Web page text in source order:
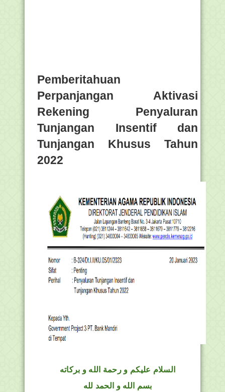
Pemberitahuan
Perpanjangan Aktivasi
Rekening Penyaluran
Tunjangan Insentif dan
Tunjangan Khusus Tahun
2022
السلام عليكم و رحمة الله و بركاته
بسم الله و الحمد لله